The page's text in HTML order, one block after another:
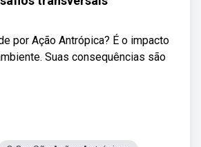
por Ação Antrópica? É o impacto
Suas consequências são